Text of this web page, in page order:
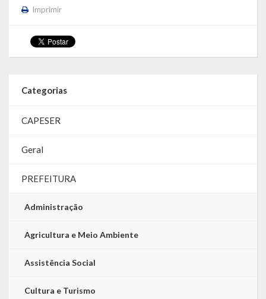
Editais
Concursos
RC – Relatório Circunstanciado
PPA – Plano Plurianual
LDO – Lei de Diretrizes Orçamentárias
Acesso à Informação
Imprimir
Categorias
CAPESER
Geral
PREFEITURA
Administração
Agricultura e Meio Ambiente
Assistência Social
Cultura e Turismo